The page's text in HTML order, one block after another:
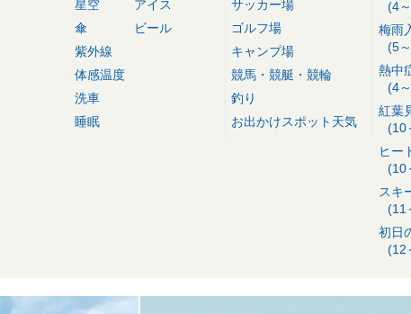
星空
傘
紫外線
体感温度
洗車
睡眠
アイス
ビール
サッカー場
ゴルフ場
キャンプ場
競馬・競艇・競輪
釣り
お出かけスポット天気
(4
梅雨
(5
熱中
(4
紅葉
(10
ヒー
(10
スキ
(11
初日
(12